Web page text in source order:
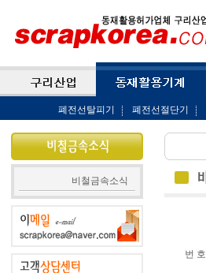
폐전선탈피기 폐전선절단기
비철금속소식
번 호